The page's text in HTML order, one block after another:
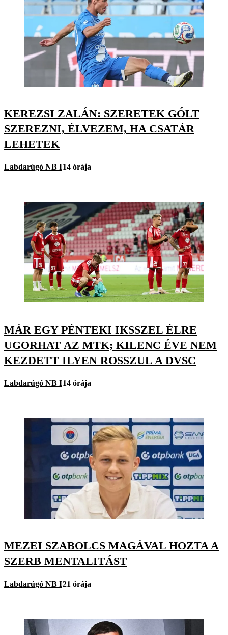
KEREZSI ZALÁN: SZERETEK GÓLT
SZEREZNI, ÉLVEZEM, HA CSATÁR
LEHETEK
Labdarúgó NB I14 órája
MÁR EGY PÉNTEKI IKSSZEL ÉLRE
UGORHAT AZ MTK; KILENC ÉVE NEM
KEZDETT ILYEN ROSSZUL A DVSC
Labdarúgó NB I14 órája
MEZEI SZABOLCS MAGÁVAL HOZTA A
SZERB MENTALITÁST
Labdarúgó NB I21 órája